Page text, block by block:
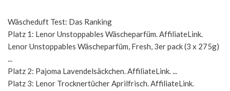
Wäscheduft Test: Das Ranking
Platz 1: Lenor Unstoppables Wäscheparfüm. AffiliateLink.
Lenor Unstoppables Wäscheparfüm, Fresh, 3er pack (3 x 275g)
...
Platz 2: Pajoma Lavendelsäckchen. AffiliateLink. ...
Platz 3: Lenor Trocknertücher Aprilfrisch. AffiliateLink.